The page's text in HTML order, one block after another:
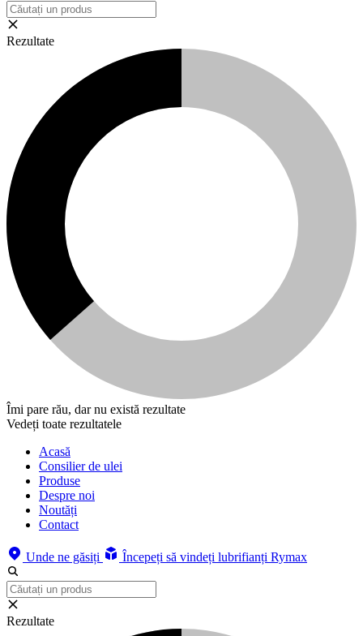
Rezultate
Îmi pare rău, dar nu există rezultate
Vedeți toate rezultatele
Acasă
Consilier de ulei
Produse
Despre noi
Noutăți
Contact
Unde ne găsiți Începeți să vindeți lubrifianți Rymax
Rezultate